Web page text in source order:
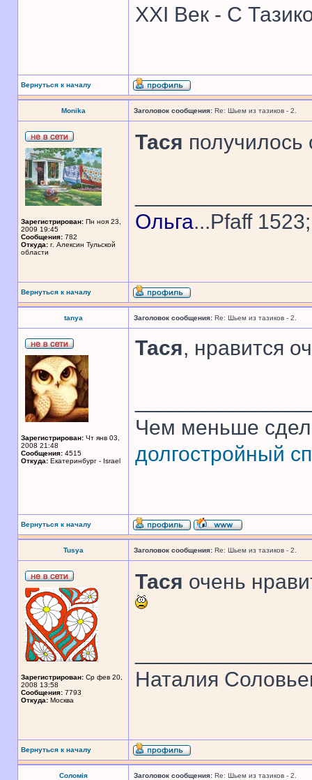
XXI Век - С
Вернуться к началу
Monika Заголовок сообщения: Re: Шьем из тазиков - 2.
Зарегистрирован: Пн ноя 23,
2009 19:45
Сообщения: 782
Откуда: г. Алексин Тульской
области
Тася
Ольга...Pfaff
Вернуться к началу
tanya Заголовок сообщения: Re: Шьем из тазиков - 2.
Зарегистрирован: Чт янв 03,
2008 21:48
Сообщения: 4515
Откуда: Екатеринбург - Israel
Тася, нравится
Чем меньше
долгостройный
Вернуться к началу
Tusya Заголовок сообщения: Re: Шьем из тазиков - 2.
Зарегистрирован: Ср фев 20,
2008 13:58
Сообщения: 7793
Откуда: Москва
Тася очень
Наталия
Вернуться к началу
Соломія Заголовок сообщения: Re: Шьем из тазиков - 2.